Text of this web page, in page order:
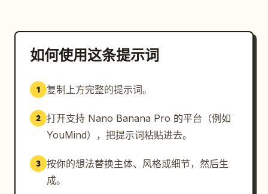
如何使用这条提示词
1 复制上方完整的提示词。
2 打开支持 Nano Banana Pro 的平台（例如
YouMind），把提示词粘贴进去。
3 按你的想法替换主体、风格或细节，然后生
成。